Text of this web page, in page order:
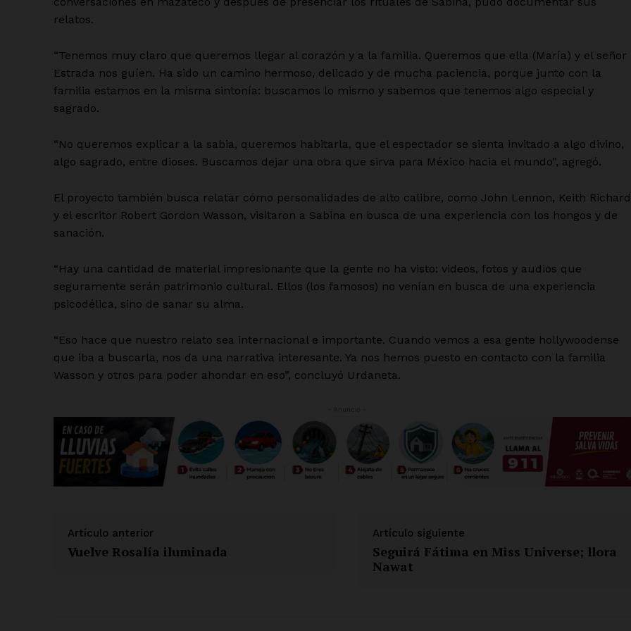
relatos.
“Tenemos muy claro que queremos llegar al corazón y a la familia. Queremos que ella (María) y el señor
Estrada nos guíen. Ha sido un camino hermoso, delicado y de mucha paciencia, porque junto con la
familia estamos en la misma sintonía: buscamos lo mismo y sabemos que tenemos algo especial y
sagrado.
“No queremos explicar a la sabia, queremos habitarla, que el espectador se sienta invitado a algo divino,
algo sagrado, entre dioses. Buscamos dejar una obra que sirva para México hacia el mundo”, agregó.
El proyecto también busca relatar cómo personalidades de alto calibre, como John Lennon, Keith
y el escritor Robert Gordon Wasson, visitaron a Sabina en busca de una experiencia con los hongos y de
sanación.
“Hay una cantidad de material impresionante que la gente no ha visto: videos, fotos y audios que
seguramente serán patrimonio cultural. Ellos (los famosos) no venían en busca de una experiencia
psicodélica, sino de sanar su alma.
“Eso hace que nuestro relato sea internacional e importante. Cuando vemos a esa gente hollywoodense
que iba a buscarla, nos da una narrativa interesante. Ya nos hemos puesto en contacto con la familia
Wasson y otros para poder ahondar en eso”, concluyó Urdaneta.
Artículo anterior
Vuelve Rosalía iluminada
Artículo siguiente
Seguirá Fátima en Miss Universe; llora
Nawat